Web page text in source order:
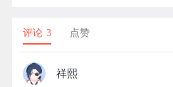
评论 3 点赞
祥熙